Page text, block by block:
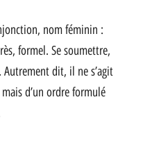
nom féminin :
formel. Se soumettre,
dit, il ne s’agit
d’un ordre formulé